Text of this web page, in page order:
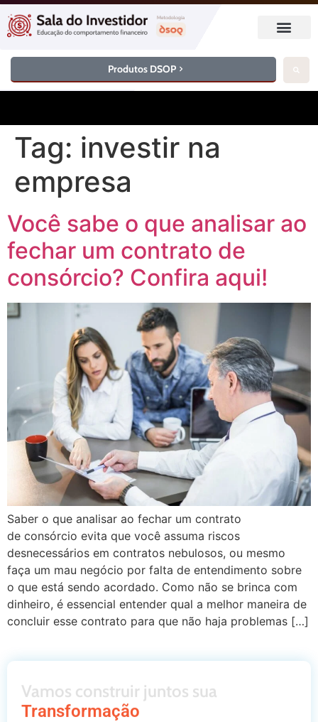
Produtos DSOP
Tag: investir na
empresa
Você sabe o que analisar ao
fechar um contrato de
consórcio? Confira aqui!
Saber o que analisar ao fechar um contrato
de consórcio evita que você assuma riscos
desnecessários em contratos nebulosos, ou mesmo
faça um mau negócio por falta de entendimento sobre
o que está sendo acordado. Como não se brinca com
dinheiro, é essencial entender qual a melhor maneira de
concluir esse contrato para que não haja problemas […]
Vamos construir juntos sua
Transformação